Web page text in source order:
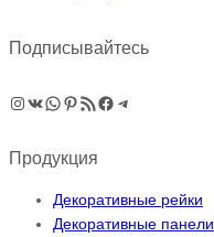
Подписывайтесь
Instagram
ВКонтакте
WhatsApp
Pinterest
RSS-рассылка
Facebook
Telegram
Продукция
Декоративные рейки
Декоративные панели